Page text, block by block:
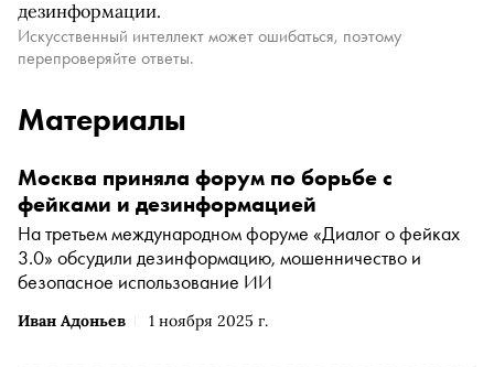
дезинформации.
Искусственный интеллект может ошибаться, поэтому
перепроверяйте ответы.
Материалы
Иван Адоньев 1 ноября 2025 г.
Москва приняла форум по борьбе с
фейками и дезинформацией
На третьем международном форуме «Диалог о фейках
3.0» обсудили дезинформацию, мошенничество и
безопасное использование ИИ